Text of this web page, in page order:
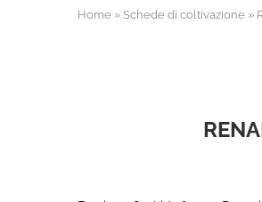
Home » Schede di coltivazione »